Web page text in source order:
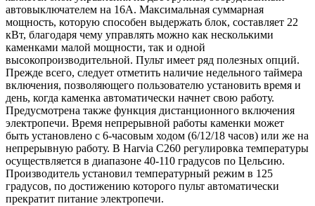
автовыключателем на 16А. Максимальная суммарная
мощность, которую способен выдержать блок, составляет 22
кВт, благодаря чему управлять можно как несколькими
каменками малой мощности, так и одной
высокопроизводительной. Пульт имеет ряд полезных опций.
Прежде всего, следует отметить наличие недельного таймера
включения, позволяющего пользователю установить время и
день, когда каменка автоматически начнет свою работу.
Предусмотрена также функция дистанционного включения
электропечи. Время непрерывной работы каменки может
быть установлено с 6-часовым ходом (6/12/18 часов) или же на
непрерывную работу. В Harvia C260 регулировка температуры
осуществляется в диапазоне 40-110 градусов по Цельсию.
Производитель установил температурный режим в 125
градусов, по достижению которого пульт автоматически
прекратит питание электропечи.